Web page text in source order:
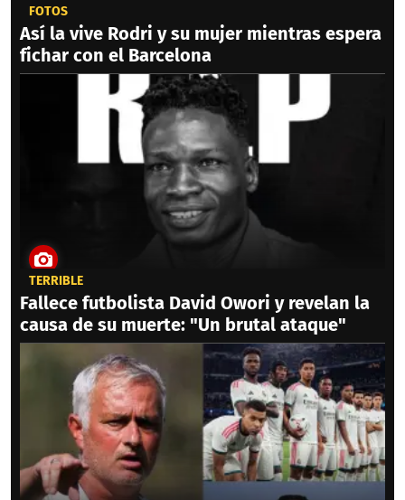
FOTOS
Así la vive Rodri y su mujer mientras espera
fichar con el Barcelona
TERRIBLE
Fallece futbolista David Owori y revelan la
causa de su muerte: "Un brutal ataque"